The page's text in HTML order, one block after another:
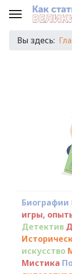
Вы здесь:
Биографии
игры,
Детектив
искусство
Мистика